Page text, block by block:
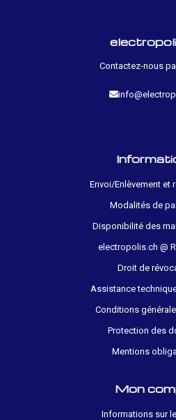
Contactez-nous
Envoi/Enlèvement et
Modalités de
Disponibilité des
electropolis.ch @
Droit de
Assistance
Conditions
Protection des
Mentions
Mon
Informations sur